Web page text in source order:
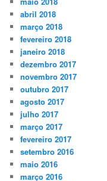
abril 2018
março 2018
fevereiro 2018
janeiro 2018
dezembro 2017
novembro 2017
outubro 2017
agosto 2017
julho 2017
março 2017
fevereiro 2017
setembro 2016
maio 2016
março 2016